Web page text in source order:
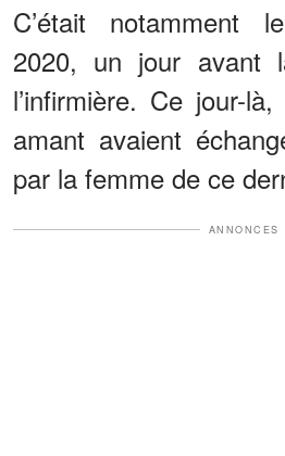
C’était notamment
2020, un jour avant
l’infirmière. Ce jour-
amant avaient
par la femme de ce
ANNONCES